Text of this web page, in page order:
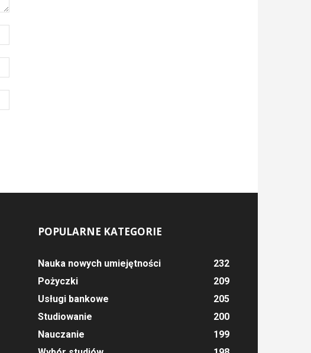
POPULARNE KATEGORIE
Nauka nowych umiejętności
232
Pożyczki
209
Usługi bankowe
205
Studiowanie
200
Nauczanie
199